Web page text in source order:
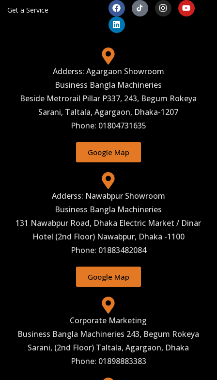
Get a Service
Adderss: Agargaon Showroom
Business Bangla Machineries
Beside Metrorail Pillar P337, 243, Begum Rokeya
Sarani, Taltala, Agargaon, Dhaka-1207
Phone: 01804731635
Google Map
Adderss: Nawabpur Showroom
Business Bangla Machineries
131 Nawabpur Road, Dhaka Electric Market / Dinar
Hotel (2nd Floor) Nawabpur, Dhaka -1100
Phone: 01883482084
Google Map
Phone: 01898883383
Corporate Marketing
Business Bangla Machineries 243, Begum Rokeya
Sarani, (2nd Floor) Taltala, Agargaon, Dhaka